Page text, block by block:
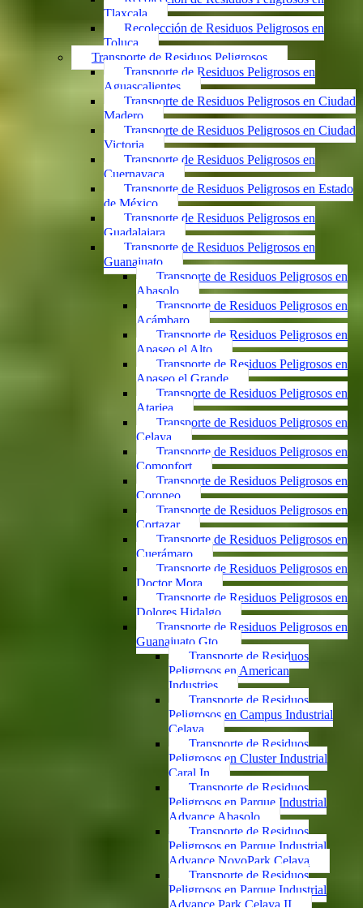
Tlaxcala
Recolección de Residuos Peligrosos en
Toluca
Transporte de Residuos Peligrosos
Transporte de Residuos Peligrosos en
Aguascalientes
Transporte de Residuos Peligrosos en Ciudad
Madero
Transporte de Residuos Peligrosos en Ciudad
Victoria
Transporte de Residuos Peligrosos en
Cuernavaca
Transporte de Residuos Peligrosos en Estado
de México
Transporte de Residuos Peligrosos en
Guadalajara
Transporte de Residuos Peligrosos en
Guanajuato
Transporte de Residuos Peligrosos en
Abasolo
Transporte de Residuos Peligrosos en
Acámbaro
Transporte de Residuos Peligrosos en
Apaseo el Alto
Transporte de Residuos Peligrosos en
Apaseo el Grande
Transporte de Residuos Peligrosos en
Atarjea
Transporte de Residuos Peligrosos en
Celaya
Transporte de Residuos Peligrosos en
Comonfort
Transporte de Residuos Peligrosos en
Coroneo
Transporte de Residuos Peligrosos en
Cortazar
Transporte de Residuos Peligrosos en
Cuerámaro
Transporte de Residuos Peligrosos en
Doctor Mora
Transporte de Residuos Peligrosos en
Dolores Hidalgo
Transporte de Residuos Peligrosos en
Guanajuato Gto.
Transporte de Residuos
Peligrosos en American
Industries
Transporte de Residuos
Peligrosos en Campus Industrial
Celaya
Transporte de Residuos
Peligrosos en Cluster Industrial
Caral In
Transporte de Residuos
Peligrosos en Parque Industrial
Advance Abasolo
Transporte de Residuos
Peligrosos en Parque Industrial
Advance NovoPark Celaya
Transporte de Residuos
Peligrosos en Parque Industrial
Advance Park Celaya II